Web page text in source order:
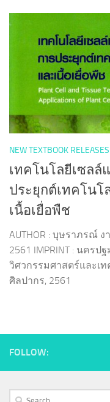
NEW TEXTBOOK RELEASES
เทคโนโลยีเซลล์
ประยุกต์เทคโนโ
เนื้อเยื่อพืช
AUTHOR : บุษราภรณ์
2561 IMPRINT : นคร
วิศวกรรมศาสตร์และเ
ศิลปากร, 2561
FOLLOW:
Search